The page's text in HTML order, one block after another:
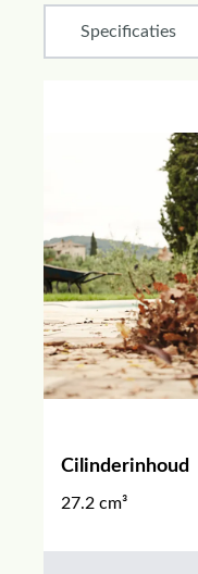
Cilinderinhoud
27.2 cm³